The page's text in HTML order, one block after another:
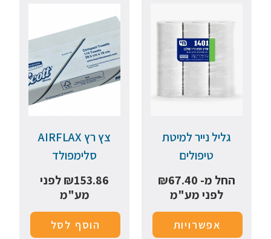
גליל נייר למיטת
טיפולים
החל מ-
₪67.40
לפני מע"מ
אפשרויות
צץ רץ AIRFLAX
סלימפולד
₪153.86
לפני
מע"מ
הוסף לסל